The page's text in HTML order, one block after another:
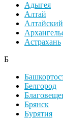
Адыгея
Алтай
Астрахань
Б
Белгород
Брянск
Бурятия